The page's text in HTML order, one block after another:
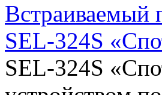
Встраиваемый
SEL-324S
SEL-324S